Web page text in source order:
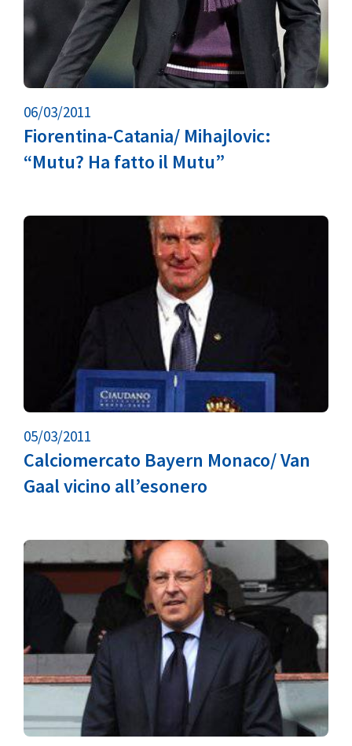
06/03/2011
Fiorentina-Catania/ Mihajlovic:
“Mutu? Ha fatto il Mutu”
05/03/2011
Calciomercato Bayern Monaco/ Van
Gaal vicino all’esonero